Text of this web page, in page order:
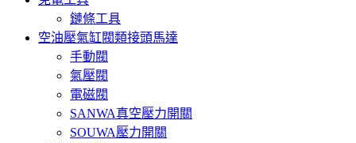
鏈條工具
空油壓氣缸閥類接頭馬達
手動閥
氣壓閥
電磁閥
SANWA真空壓力開關
SOUWA壓力開關